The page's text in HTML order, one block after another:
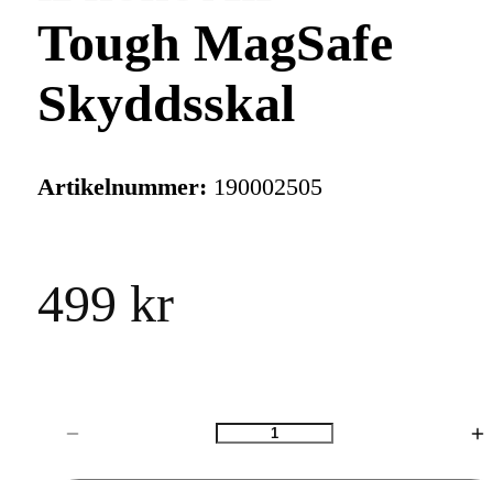
Tough MagSafe
Skyddsskal
Artikelnummer: 190002505
499 kr
Antal